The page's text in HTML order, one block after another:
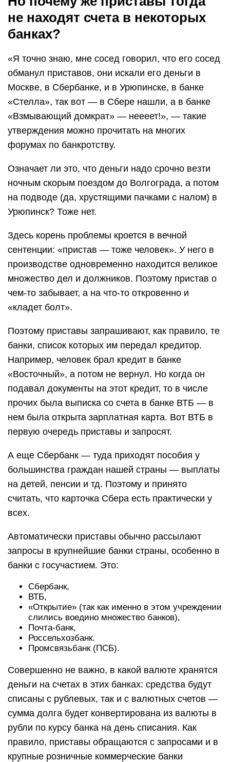
не находят счета в некоторых
банках?
«Я точно знаю, мне сосед говорил, что его сосед
обманул приставов, они искали его деньги в
Москве, в Сбербанке, и в Урюпинске, в банке
«Стелла», так вот — в Сбере нашли, а в банке
«Взмывающий домкрат» — неееет!», — такие
утверждения можно прочитать на многих
форумах по банкротству.
Означает ли это, что деньги надо срочно везти
ночным скорым поездом до Волгограда, а потом
на подводе (да, хрустящими пачками с налом) в
Урюпинск? Тоже нет.
Здесь корень проблемы кроется в вечной
сентенции: «пристав — тоже человек». У него в
производстве одновременно находится великое
множество дел и должников. Поэтому пристав о
чем-то забывает, а на что-то откровенно и
«кладет болт».
Поэтому приставы запрашивают, как правило, те
банки, список которых им передал кредитор.
Например, человек брал кредит в банке
«Восточный», а потом не вернул. Но когда он
подавал документы на этот кредит, то в числе
прочих была выписка со счета в банке ВТБ — в
нем была открыта зарплатная карта. Вот ВТБ в
первую очередь приставы и запросят.
А еще Сбербанк — туда приходят пособия у
большинства граждан нашей страны — выплаты
на детей, пенсии и тд. Поэтому и принято
считать, что карточка Сбера есть практически у
всех.
Автоматически приставы обычно рассылают
запросы в крупнейшие банки страны, особенно в
банки с госучастием. Это:
Сбербанк,
ВТБ,
«Открытие» (так как именно в этом учреждении
слились воедино множество банков),
Почта-банк,
Россельхозбанк.
Промсвязьбанк (ПСБ).
Совершенно не важно, в какой валюте хранятся
деньги на счетах в этих банках: средства будут
списаны с рублевых, так и с валютных счетов —
сумма долга будет конвертирована из валюты в
рубли по курсу банка на день списания. Как
правило, приставы обращаются с запросами и в
крупные розничные коммерческие банки